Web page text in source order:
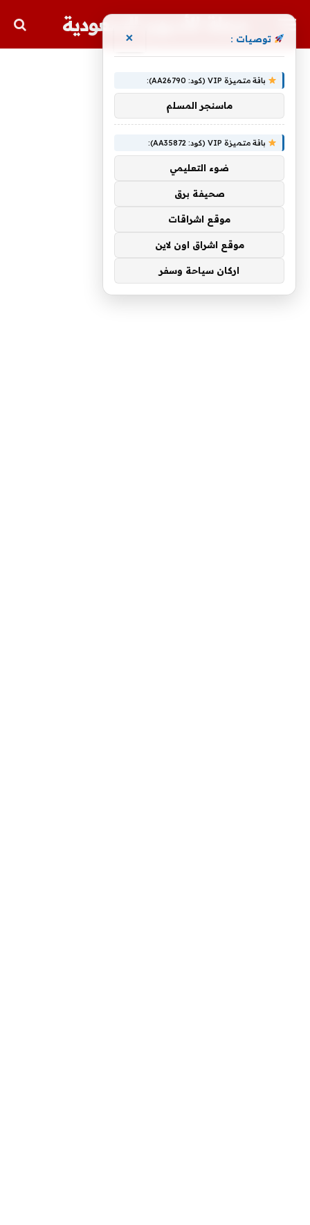
مجلة الأسهم السعودية
توصيات : ×
باقة متميزة VIP (كود: AA26790):
ماسنجر المسلم
باقة متميزة VIP (كود: AA35872):
ضوء التعليمي
صحيفة برق
موقع اشراقات
موقع اشراق اون لاين
اركان سياحة وسفر